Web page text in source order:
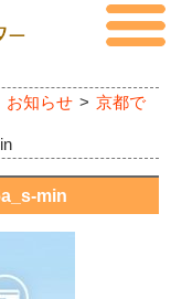
お知らせ > 京都で
min